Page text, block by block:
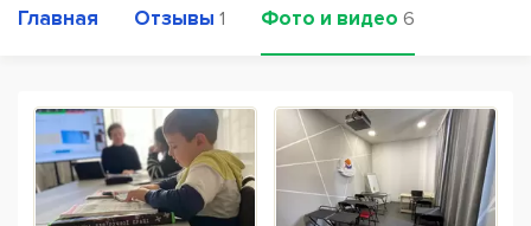
Главная Отзывы 1 Фото и видео 6